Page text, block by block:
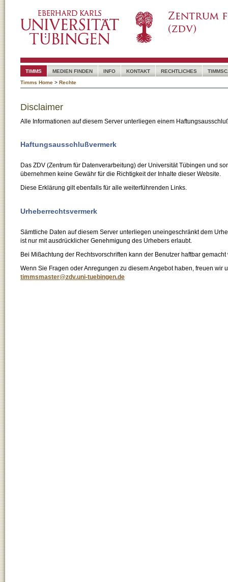
TIMMS MEDIEN FINDEN INFO KONTAKT RECHTLICHES
Timms Home > Rechte
Disclaimer
Alle Informationen auf diesem Server unterliegen einem
Haftungsausschlußvermerk
Das ZDV (Zentrum für Datenverarbeitung) der Universität Tübingen und
übernehmen keine Gewähr für die Richtigkeit der Inhalte dieser Website.
Diese Erklärung gilt ebenfalls für alle weiterführenden Links.
Urheberrechtsvermerk
Sämtliche Daten auf diesem Server unterliegen uneingeschränkt dem
ist nur mit ausdrücklicher Genehmigung des Urhebers erlaubt.
Bei Mißachtung der Rechtsvorschriften kann der Benutzer haftbar gemacht
Wenn Sie Fragen oder Anregungen zu diesem Angebot haben, freuen wir
timmsmaster@zdv.uni-tuebingen.de